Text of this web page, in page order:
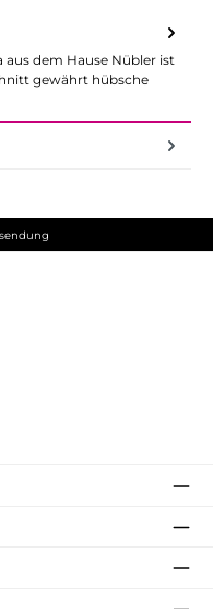
dem Hause Nübler ist
gewährt hübsche